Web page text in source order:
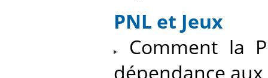
PNL et Jeux
Comment la
dépendance